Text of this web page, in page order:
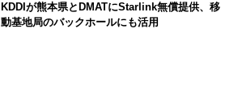
KDDIが熊本県とDMATにStarlink無償提供、移
動基地局のバックホールにも活用